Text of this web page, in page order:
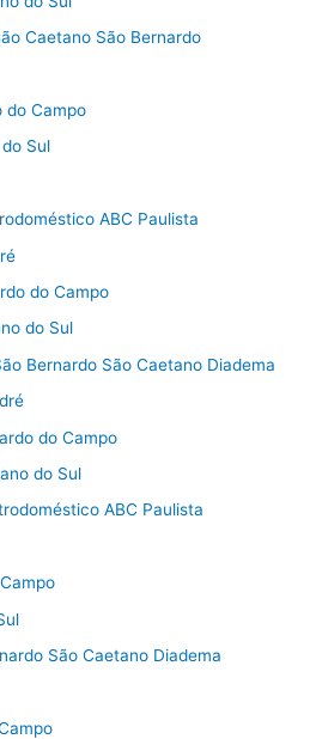
Caetano São Bernardo
do Campo
Sul
ABC Paulista
do Campo
do Sul
Bernardo São Caetano Diadema
do Campo
do Sul
ABC Paulista
São Caetano Diadema